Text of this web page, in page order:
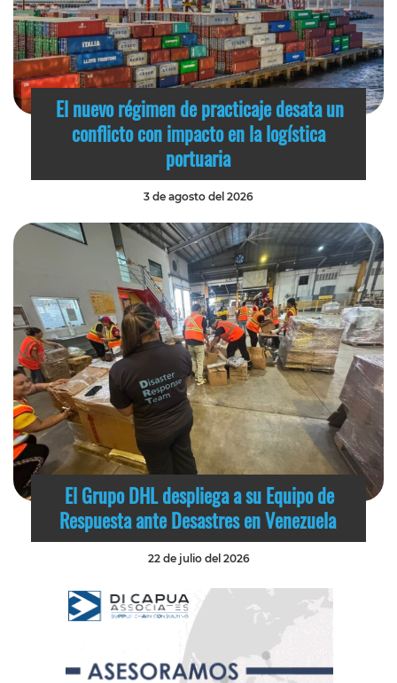
El nuevo régimen de practicaje desata un
conflicto con impacto en la logística
portuaria
3 de agosto del 2026
El Grupo DHL despliega a su Equipo de
Respuesta ante Desastres en Venezuela
22 de julio del 2026